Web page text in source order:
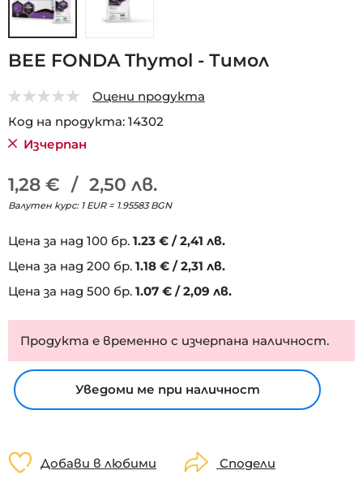
към
на
галерия
със
снимки
BEE FONDA Thymol - Тимол
Оцени продукта
Код на продукта 14302
Изчерпан
1,28 € / 2,50 лв.
Валутен курс: 1 EUR = 1.95583 BGN
Цена за над 100 бр. 1.23 € /2,41 лв.
Цена за над 200 бр. 1.18 € /2,31 лв.
Цена за над 500 бр. 1.07 € /2,09 лв.
Продукта е временно с изчерпана наличност.
Уведоми ме при наличност
Добави в любими Сподели